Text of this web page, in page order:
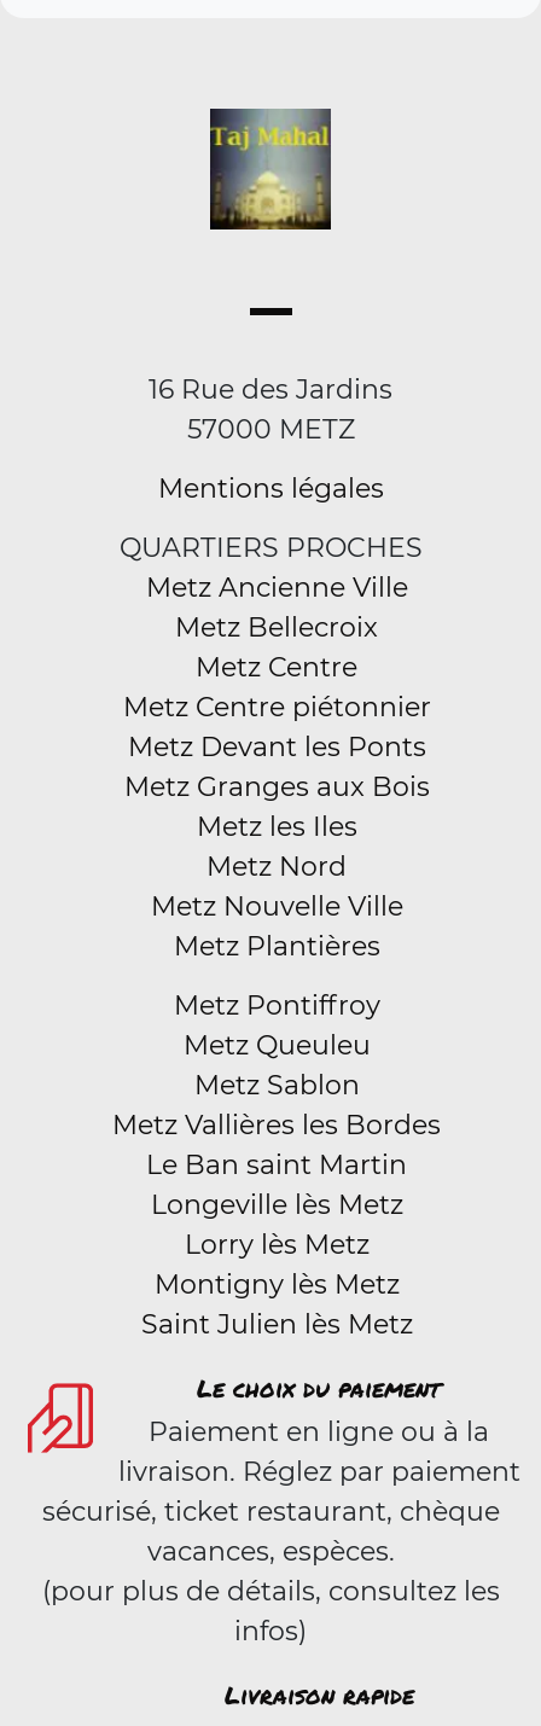
16 Rue des Jardins
57000 METZ
Mentions légales
QUARTIERS PROCHES
Metz Ancienne Ville
Metz Bellecroix
Metz Centre
Metz Centre piétonnier
Metz Devant les Ponts
Metz Granges aux Bois
Metz les Iles
Metz Nord
Metz Nouvelle Ville
Metz Plantières
Metz Pontiffroy
Metz Queuleu
Metz Sablon
Metz Vallières les Bordes
Le Ban saint Martin
Longeville lès Metz
Lorry lès Metz
Montigny lès Metz
Saint Julien lès Metz
Le choix du paiement
Paiement en ligne ou à la
livraison. Réglez par paiement
sécurisé, ticket restaurant, chèque
vacances, espèces.
(pour plus de détails, consultez les
infos)
Livraison rapide